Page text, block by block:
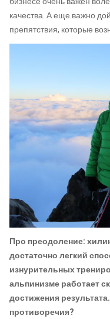
качества. А еще важно
препятствия, которые
Про преодоление:
достаточно легкий
изнурительных
альпинизме работает
достижения
противоречия?